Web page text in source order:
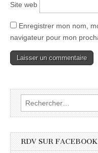
Site web
Enregistrer mon nom,
navigateur pour mon
Rechercher :
RDV SUR